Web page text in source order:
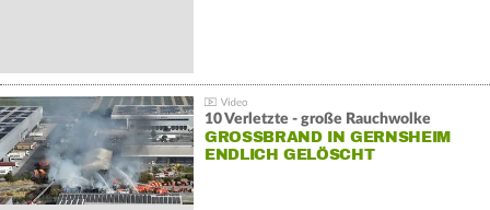
10 Verletzte - große Rauchwolke
GROSSBRAND IN GERNSHEIM E
NDLICH GELÖSCHT